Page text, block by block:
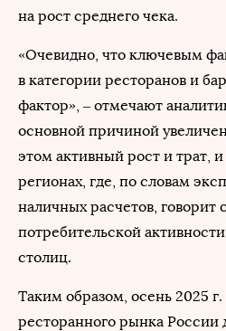
на рост среднего чека.
«Очевидно, что ключевым
в категории ресторанов и
фактор», – отмечают
основной причиной
этом активный рост и трат,
регионах, где, по словам
наличных расчетов,
потребительской
столиц.
Таким образом, осень 2025 г.
ресторанного рынка России